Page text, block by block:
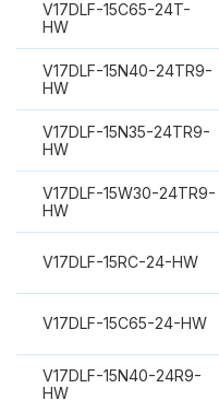
V17DLF-15C65-24T-
HW
V17DLF-15N40-24TR9-
HW
V17DLF-15N35-24TR9-
HW
V17DLF-15W30-24TR9-
HW
V17DLF-15RC-24-HW
V17DLF-15C65-24-HW
V17DLF-15N40-24R9-
HW